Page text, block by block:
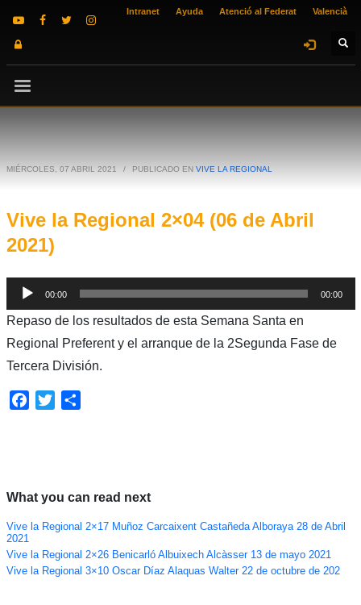
Intranet Ayuda Atenció al Federat Valencià
MIÉRCOLES, 07 ABRIL 2021 / PUBLICADO EN VIVE LA REGIONAL
Vive la Regional 2×04 (06 de Abril
2021)
Reproductor
de
00:00 00:00
Repaso de los resultados de esta Semana Santa en
Regional Preferent y el arranque de la 2Segunda Fase de
Tercera División.
Facebook
Twitter
What you can read next
Vive la Regional 2×17 Muñoz Carcaixent Castañeda Alboraya 28 de Abril
2021
Vive la Regional 2×26 Benicarló Albuixech Alcàsser 13 de mayo 2021
Vive la Regional 3×10 Oscar Díaz Alaquas Walter 22 de octubre de 202